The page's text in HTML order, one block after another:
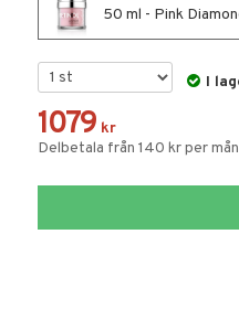
50 ml - Pink
I
1079 kr
Delbetala från 140 kr per